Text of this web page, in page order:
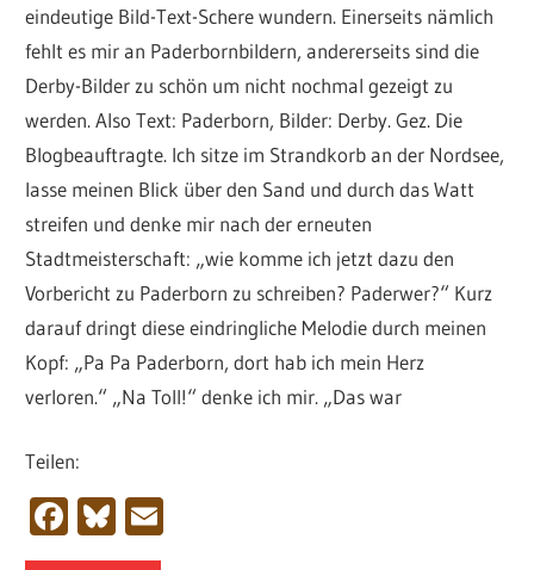
eindeutige Bild-Text-Schere wundern. Einerseits nämlich
fehlt es mir an Paderbornbildern, andererseits sind die
Derby-Bilder zu schön um nicht nochmal gezeigt zu
werden. Also Text: Paderborn, Bilder: Derby. Gez. Die
Blogbeauftragte. Ich sitze im Strandkorb an der Nordsee,
lasse meinen Blick über den Sand und durch das Watt
streifen und denke mir nach der erneuten
Stadtmeisterschaft: „wie komme ich jetzt dazu den
Vorbericht zu Paderborn zu schreiben? Paderwer?“ Kurz
darauf dringt diese eindringliche Melodie durch meinen
Kopf: „Pa Pa Paderborn, dort hab ich mein Herz
verloren.“ „Na Toll!“ denke ich mir. „Das war
Teilen:
Facebook
Bluesky